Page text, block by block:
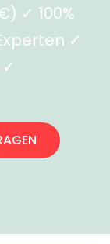
✓ 100%
✓